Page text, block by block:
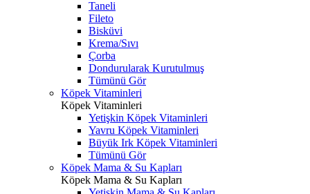
Taneli
Fileto
Bisküvi
Krema/Sıvı
Çorba
Dondurularak Kurutulmuş
Tümünü Gör
Köpek Vitaminleri
Köpek Vitaminleri
Yetişkin Köpek Vitaminleri
Yavru Köpek Vitaminleri
Büyük Irk Köpek Vitaminleri
Tümünü Gör
Köpek Mama & Su Kapları
Köpek Mama & Su Kapları